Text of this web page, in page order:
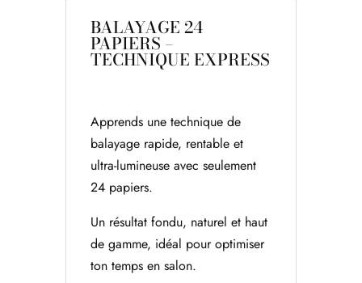
BALAYAGE 24
PAPIERS –
TECHNIQUE EXPRESS
Apprends une technique de
balayage rapide, rentable et
ultra-lumineuse avec seulement
24 papiers.
Un résultat fondu, naturel et haut
de gamme, idéal pour optimiser
ton temps en salon.